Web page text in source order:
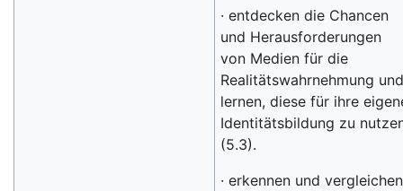
· entdecken die Chancen
und Herausforderungen
von Medien für die
Realitätswahrnehmung
lernen, diese für ihre
Identitätsbildung zu
(5.3).
· erkennen und vergleichen